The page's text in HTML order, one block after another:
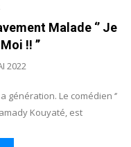
Malade ‘’ Je
!! ’’
2022
génération. Le comédien ‘’
Kouyaté, est